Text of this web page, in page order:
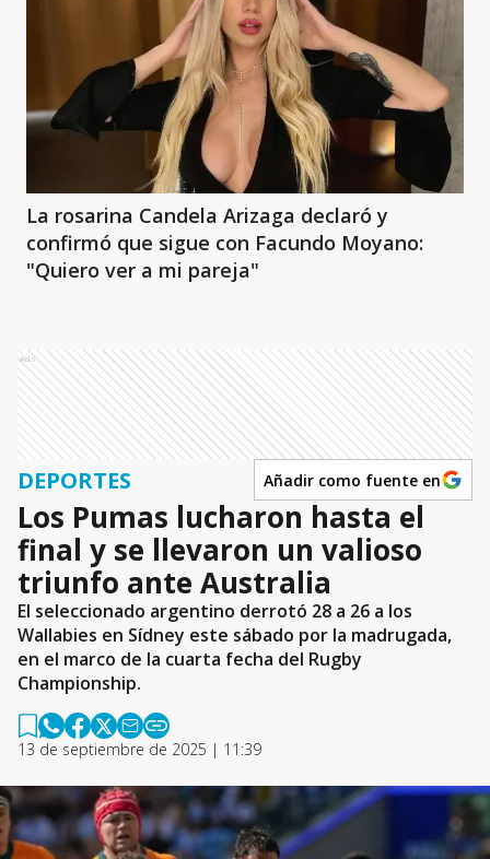
La rosarina Candela Arizaga declaró y
confirmó que sigue con Facundo Moyano:
"Quiero ver a mi pareja"
Ads
DEPORTES Añadir como fuente en
Los Pumas lucharon hasta el
final y se llevaron un valioso
triunfo ante Australia
El seleccionado argentino derrotó 28 a 26 a los
Wallabies en Sídney este sábado por la madrugada,
en el marco de la cuarta fecha del Rugby
Championship.
13 de septiembre de 2025 | 11:39